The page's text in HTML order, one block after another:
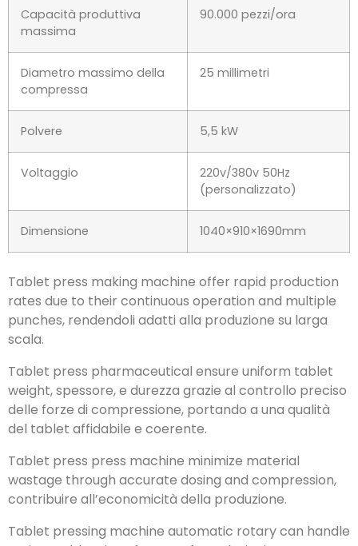
Capacità produttiva
massima
90.000 pezzi/ora
Diametro massimo della
compressa
25 millimetri
Polvere 5,5 kW
Voltaggio
220v/380v 50Hz
(personalizzato)
Dimensione 1040×910×1690mm
Tablet press making machine offer rapid production
rates due to their continuous operation and multiple
punches, rendendoli adatti alla produzione su larga
scala.
Tablet press pharmaceutical ensure uniform tablet
weight, spessore, e durezza grazie al controllo preciso
delle forze di compressione, portando a una qualità
del tablet affidabile e coerente.
Tablet press press machine minimize material
wastage through accurate dosing and compression,
contribuire all’economicità della produzione.
Tablet pressing machine automatic rotary can handle